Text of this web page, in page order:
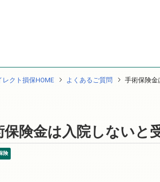
レクト損保HOME よくあるご質問 手術保険金
保険金は入院しないと
険